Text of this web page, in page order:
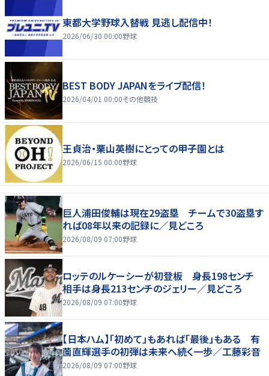
東都大学野球入替戦 見逃し配信中！
2026/06/30 00:00野球
BEST BODY JAPANをライブ配信！
2026/04/01 00:00その他競技
王貞治・栗山英樹にとっての甲子園とは
2026/06/15 00:00野球
巨人浦田俊輔は現在29盗塁 チームで30盗塁す
れば08年以来の記録に／見どころ
2026/08/09 07:00野球
ロッテのルケーシーが初登板 身長198センチ
相手は身長213センチのジェリー／見どころ
2026/08/09 07:00野球
【日本ハム】「初めて」もあれば「最後」もある 有
薗直輝選手の初弾は未来へ続く一歩／工藤彩音
2026/08/09 07:00野球